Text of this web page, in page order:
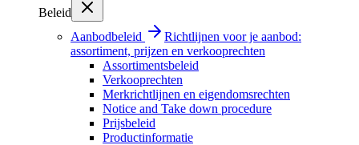
Beleid
Aanbodbeleid
Richtlijnen voor je aanbod:
assortiment, prijzen en verkooprechten
Assortimentsbeleid
Verkooprechten
Merkrichtlijnen en eigendomsrechten
Notice and Take down procedure
Prijsbeleid
Productinformatie